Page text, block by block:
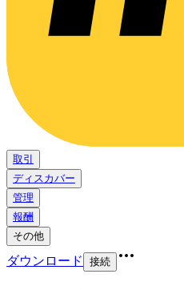
取引
ディスカバー
管理
報酬
その他
ダウンロード 接続